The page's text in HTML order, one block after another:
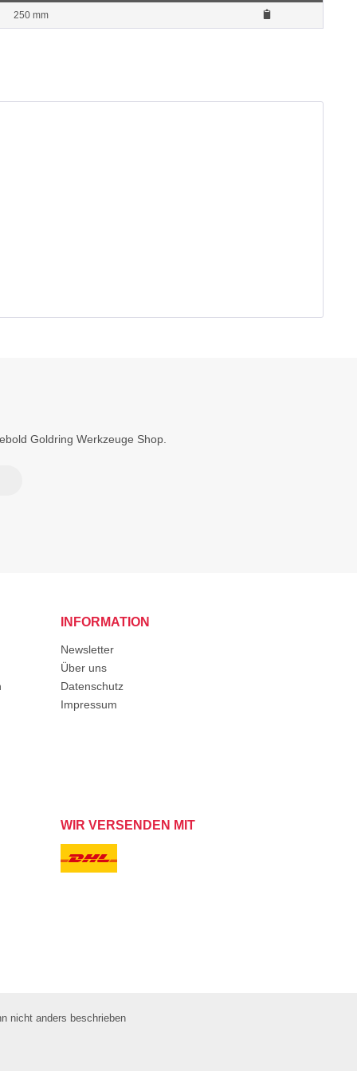
250 mm
Goldring Werkzeuge Shop.
INFORMATION
Newsletter
Über uns
Datenschutz
Impressum
WIR VERSENDEN MIT
nicht anders beschrieben